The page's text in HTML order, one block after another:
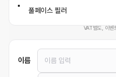
풀페이스 필러
VAT별도, 이벤
이름